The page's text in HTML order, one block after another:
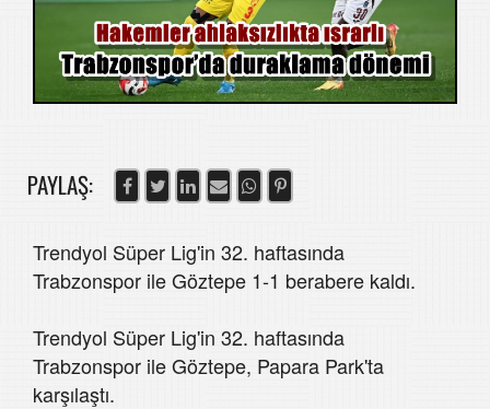
PAYLAŞ:
Trendyol Süper Lig'in 32. haftasında
Trabzonspor ile Göztepe 1-1 berabere kaldı.
Trendyol Süper Lig'in 32. haftasında
Trabzonspor ile Göztepe, Papara Park'ta
karşılaştı.